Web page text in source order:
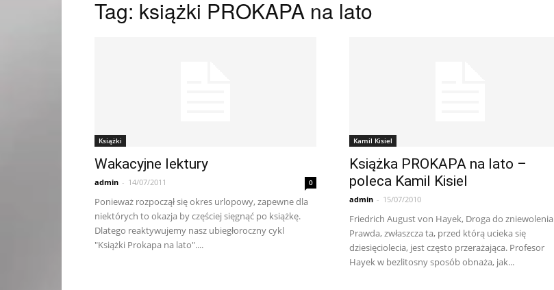
Tag: książki PROKAPA na lato
Książki
Wakacyjne lektury
admin - 14/07/2011 0
Ponieważ rozpoczął się okres urlopowy, zapewne dla
niektórych to okazja by częściej sięgnąć po książkę.
Dlatego reaktywujemy nasz ubiegłoroczny cykl
"Książki Prokapa na lato"....
Kamil Kisiel
Książka PROKAPA na lato –
poleca Kamil Kisiel
admin - 15/07/2010
Friedrich August von Hayek, Droga do zniewolenia
Prawda, zwłaszcza ta, przed którą ucieka się
dziesięciolecia, jest często przerażająca. Profesor
Hayek w bezlitosny sposób obnaża, jak...